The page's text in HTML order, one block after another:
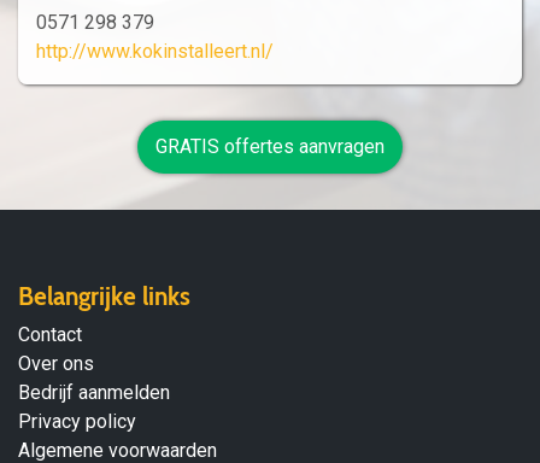
0571 298 379
http://www.kokinstalleert.nl/
GRATIS offertes aanvragen
Belangrijke links
Contact
Over ons
Bedrijf aanmelden
Privacy policy
Algemene voorwaarden